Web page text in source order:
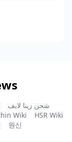
شحن زينا لايف
Wiki
HSR Wiki
원신